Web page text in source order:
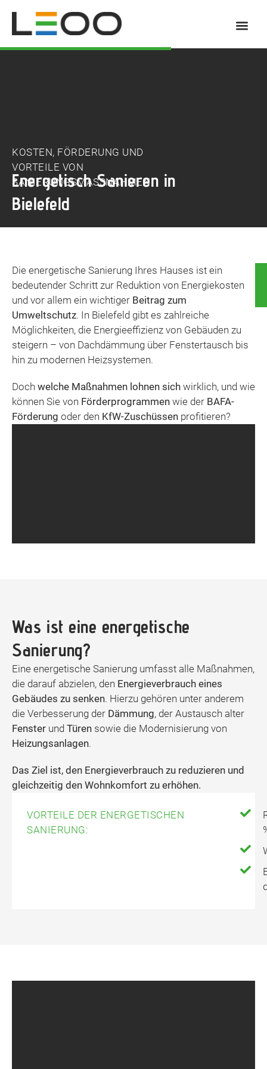
KOSTEN, FÖRDERUNG UND
VORTEILE VON
SANIERUNGSMASSNAHMEN
Energetisch Sanieren in
Bielefeld
Die energetische Sanierung Ihres Hauses ist ein
bedeutender Schritt zur Reduktion von Energiekosten
und vor allem ein wichtiger Beitrag zum
Umweltschutz. In Bielefeld gibt es zahlreiche
Möglichkeiten, die Energieeffizienz von Gebäuden zu
steigern – von Dachdämmung über Fenstertausch bis
hin zu modernen Heizsystemen.
Doch welche Maßnahmen lohnen sich wirklich, und wie
können Sie von Förderprogrammen wie der BAFA-
Förderung oder den KfW-Zuschüssen profitieren?
Was ist eine energetische
Sanierung?
Eine energetische Sanierung umfasst alle Maßnahmen,
die darauf abzielen, den Energieverbrauch eines
Gebäudes zu senken. Hierzu gehören unter anderem
die Verbesserung der Dämmung, der Austausch alter
Fenster und Türen sowie die Modernisierung von
Heizungsanlagen.
Das Ziel ist, den Energieverbrauch zu reduzieren und
gleichzeitig den Wohnkomfort zu erhöhen.
VORTEILE DER ENERGETISCHEN
SANIERUNG: